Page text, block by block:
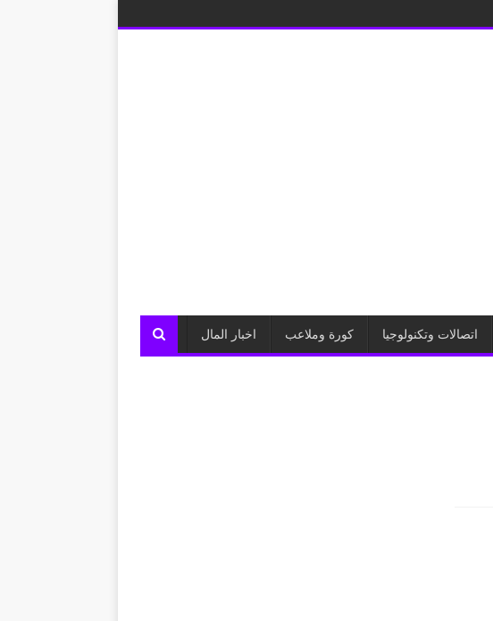
اتصالات وتكنولوجيا كورة وملاعب اخبار المال